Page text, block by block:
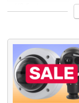
Gewicht
Grootte (lxbxh)
Diversen